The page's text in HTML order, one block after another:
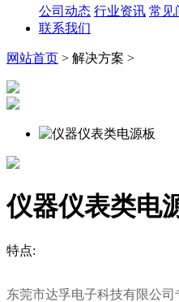
公司动态 行业资讯 常见
联系我们
网站首页 > 解决方案 >
仪器仪表类电
特点:
东莞市达孚电子科技有限公